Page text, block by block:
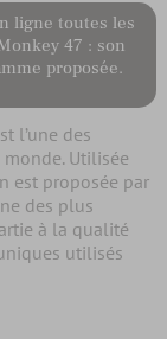
ligne toutes les
47 : son
proposée.
l’une des
Utilisée
est proposée par
des plus
à la qualité
utilisés